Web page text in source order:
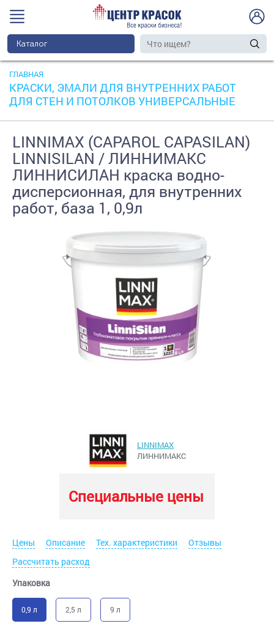
Каталог
ГЛАВНАЯ
КРАСКИ, ЭМАЛИ ДЛЯ ВНУТРЕННИХ РАБОТ
ДЛЯ СТЕН И ПОТОЛКОВ УНИВЕРСАЛЬНЫЕ
LINNIMAX (CAPAROL CAPASILAN)
LINNISILAN / ЛИННИМАКС
ЛИННИСИЛАН краска водно-
дисперсионная, для внутренних
работ, база 1, 0,9л
LINNIMAX
ЛИННИМАКС
Специальные цены
Цены Описание Тех. характеристики
Отзывы
Рассчитать расход
Упаковка
0,9 л 2,5 л 9 л